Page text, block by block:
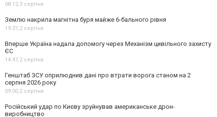
08:12,3 серпня
Землю накрила магнітна буря майже 6-бального рівня
19:37,2 серпня
Вперше Україна надала допомогу через Механізм цивільного захисту
ЄС
14:47,2 серпня
Генштаб ЗСУ оприлюднив дані про втрати ворога станом на 2
серпня 2026 року
09:00,2 серпня
Російський удар по Києву зруйнував американське дрон-
виробництво